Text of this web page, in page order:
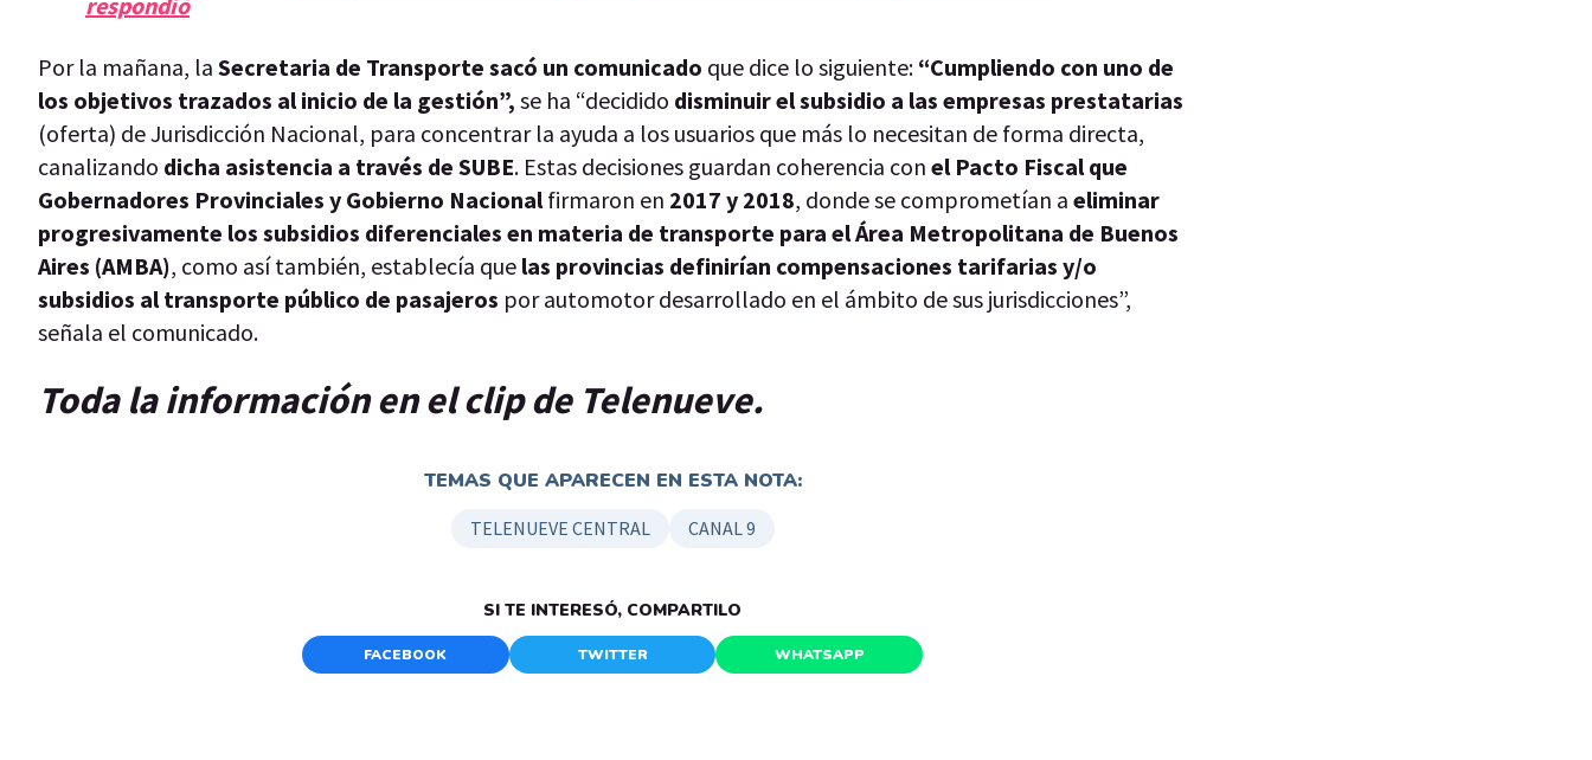
Por la mañana, la Secretaria de Transporte sacó un comunicado que dice lo siguiente: “Cumpliendo con uno de
los objetivos trazados al inicio de la gestión”, se ha “decidido disminuir el subsidio a las empresas prestatarias
(oferta) de Jurisdicción Nacional, para concentrar la ayuda a los usuarios que más lo necesitan de forma directa,
canalizando dicha asistencia a través de SUBE. Estas decisiones guardan coherencia con el Pacto Fiscal que
Gobernadores Provinciales y Gobierno Nacional firmaron en 2017 y 2018, donde se comprometían a eliminar
progresivamente los subsidios diferenciales en materia de transporte para el Área Metropolitana de Buenos
Aires (AMBA), como así también, establecía que las provincias definirían compensaciones tarifarias y/o
subsidios al transporte público de pasajeros por automotor desarrollado en el ámbito de sus jurisdicciones”,
señala el comunicado.
Toda la información en el clip de Telenueve.
TEMAS QUE APARECEN EN ESTA NOTA:
TELENUEVE CENTRAL CANAL 9
SI TE INTERESÓ, COMPARTILO
FACEBOOK TWITTER WHATSAPP